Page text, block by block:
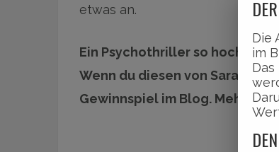
etwas an.
Ein Psychothriller so
Wenn du diesen von Sarah
Gewinnspiel im Blog. Mehr
Die
im